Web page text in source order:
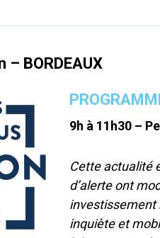
BORDEAUX
9h à 11h30 –
Cette actualité
d’alerte ont
investissement
inquiète et